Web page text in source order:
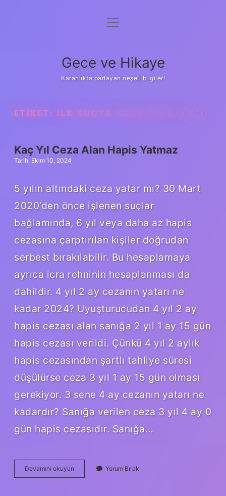
Anasayfa
Yasal Uyarı
menüyü
Gece ve Hikaye
Karanlıkta parlayan neşeli bilgiler!
ETIKET: İLK SUÇTA CEZA VERILIR MI
Kaç Yıl Ceza Alan Hapis Yatmaz
Tarih: Ekim 10, 2024
5 yılın altındaki ceza yatar mı? 30 Mart
2020’den önce işlenen suçlar
bağlamında, 6 yıl veya daha az hapis
cezasına çarptırılan kişiler doğrudan
serbest bırakılabilir. Bu hesaplamaya
ayrıca icra rehninin hesaplanması da
dahildir. 4 yıl 2 ay cezanın yatarı ne
kadar 2024? Uyuşturucudan 4 yıl 2 ay
hapis cezası alan sanığa 2 yıl 1 ay 15 gün
hapis cezası verildi. Çünkü 4 yıl 2 aylık
hapis cezasından şartlı tahliye süresi
düşülürse ceza 3 yıl 1 ay 15 gün olması
gerekiyor. 3 sene 4 ay cezanın yatarı ne
kadardır? Sanığa verilen ceza 3 yıl 4 ay 0
gün hapis cezasıdır. Sanığa…
Devamını okuyun
Yıl
Yorum Bırak